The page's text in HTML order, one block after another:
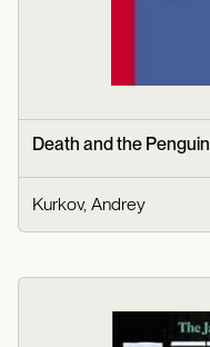
Death and the Penguin
Kurkov, Andrey